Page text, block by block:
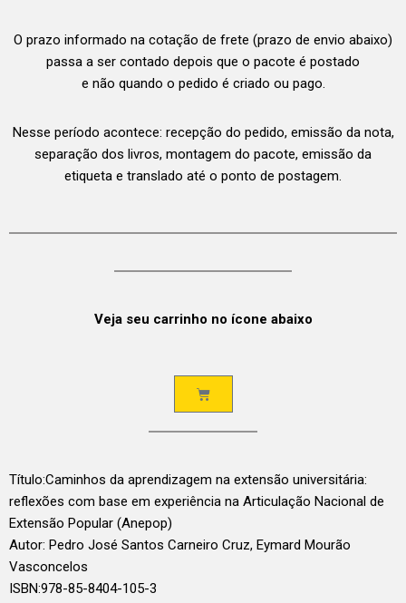
O prazo informado na cotação de frete (prazo de envio abaixo)
passa a ser contado depois que o pacote é postado
e não quando o pedido é criado ou pago.
Nesse período acontece: recepção do pedido, emissão da nota,
separação dos livros, montagem do pacote, emissão da
etiqueta e translado até o ponto de postagem.
Veja seu carrinho no ícone abaixo
Título:Caminhos da aprendizagem na extensão universitária:
reflexões com base em experiência na Articulação Nacional de
Extensão Popular (Anepop)
Autor: Pedro José Santos Carneiro Cruz, Eymard Mourão
Vasconcelos
ISBN:978-85-8404-105-3